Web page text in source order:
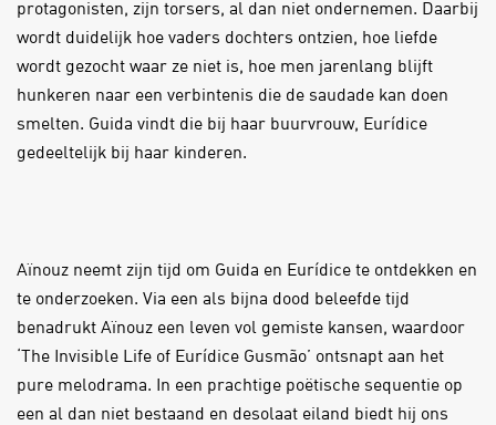
protagonisten, zijn torsers, al dan niet ondernemen. Daarbij
wordt duidelijk hoe vaders dochters ontzien, hoe liefde
wordt gezocht waar ze niet is, hoe men jarenlang blijft
hunkeren naar een verbintenis die de saudade kan doen
smelten. Guida vindt die bij haar buurvrouw, Eurídice
gedeeltelijk bij haar kinderen.
Aïnouz neemt zijn tijd om Guida en Eurídice te ontdekken en
te onderzoeken. Via een als bijna dood beleefde tijd
benadrukt Aïnouz een leven vol gemiste kansen, waardoor
‘The Invisible Life of Eurídice Gusmão’ ontsnapt aan het
pure melodrama. In een prachtige poëtische sequentie op
een al dan niet bestaand en desolaat eiland biedt hij ons